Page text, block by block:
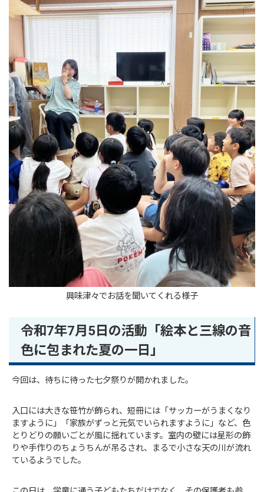
興味津々でお話を聞いてくれる様子
令和7年7月5日の活動「絵本と三線の音
色に包まれた夏の一日」
今回は、待ちに待った七夕祭りが開かれました。
入口には大きな笹竹が飾られ、短冊には「サッカーがうまくなり
ますように」「家族がずっと元気でいられますように」など、色
とりどりの願いごとが風に揺れています。室内の壁には星形の飾
りや手作りのちょうちんが吊るされ、まるで小さな天の川が流れ
ているようでした。